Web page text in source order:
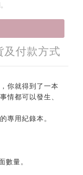
及付款方式
你就得到了一本
情都可以發生、
專用紀錄本。
量。